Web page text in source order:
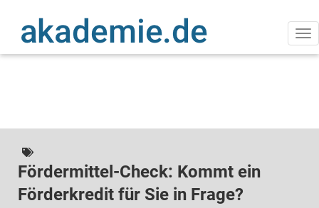
Inhalt
Fördermittel-Check: Kommt ein
Förderkredit für Sie in Frage?